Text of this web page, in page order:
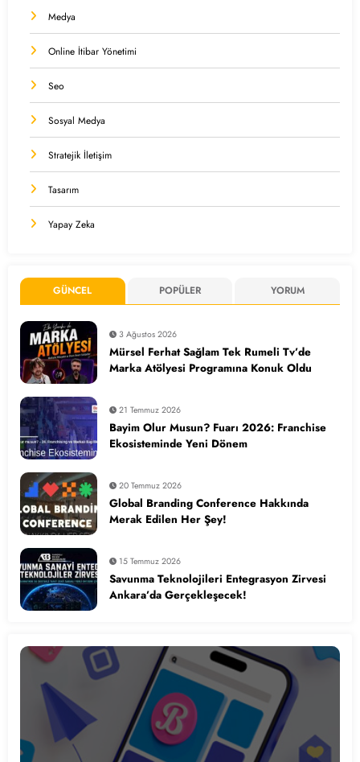
Medya
Online İtibar Yönetimi
Seo
Sosyal Medya
Stratejik İletişim
Tasarım
Yapay Zeka
GÜNCEL POPÜLER YORUM
3 Ağustos 2026
Mürsel Ferhat Sağlam Tek Rumeli Tv’de
Marka Atölyesi Programına Konuk Oldu
21 Temmuz 2026
Bayim Olur Musun? Fuarı 2026: Franchise
Ekosisteminde Yeni Dönem
20 Temmuz 2026
Global Branding Conference Hakkında
Merak Edilen Her Şey!
15 Temmuz 2026
Savunma Teknolojileri Entegrasyon Zirvesi
Ankara’da Gerçekleşecek!